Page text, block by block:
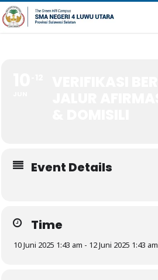
Event Details
Time
10 Juni 2025 1:43 am - 12 Juni 2025 1:43 am